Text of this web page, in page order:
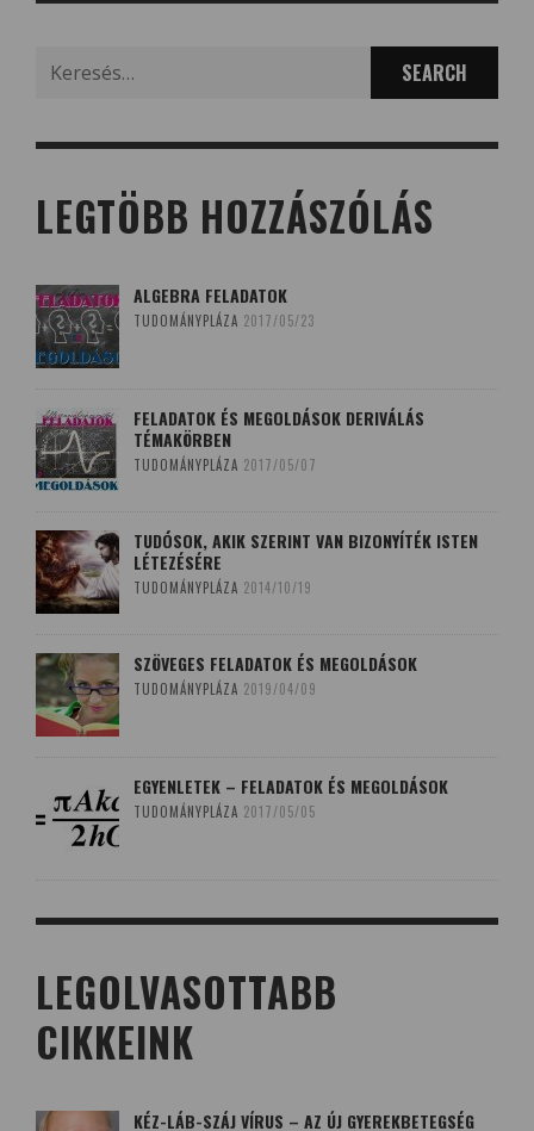
for:
LEGTÖBB HOZZÁSZÓLÁS
ALGEBRA FELADATOK
TUDOMÁNYPLÁZA 2017/05/23
FELADATOK ÉS MEGOLDÁSOK DERIVÁLÁS
TÉMAKÖRBEN
TUDOMÁNYPLÁZA 2017/05/07
TUDÓSOK, AKIK SZERINT VAN BIZONYÍTÉK ISTEN
LÉTEZÉSÉRE
TUDOMÁNYPLÁZA 2014/10/19
SZÖVEGES FELADATOK ÉS MEGOLDÁSOK
TUDOMÁNYPLÁZA 2019/04/09
EGYENLETEK – FELADATOK ÉS MEGOLDÁSOK
TUDOMÁNYPLÁZA 2017/05/05
LEGOLVASOTTABB
CIKKEINK
KÉZ-LÁB-SZÁJ VÍRUS – AZ ÚJ GYEREKBETEGSÉG